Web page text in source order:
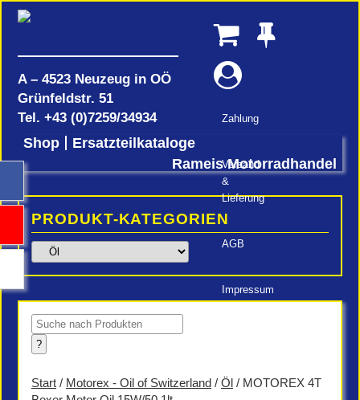
A – 4523 Neuzeug in OÖ
Grünfeldstr. 51
Tel. +43 (0)7259/34934 Zahlung
Versand
&
Lieferung
AGB
Impressum
Shop
Ersatzteilkataloge
Rameis Motorradhandel
PRODUKT-KATEGORIEN
Products
search
?
Start / Motorex - Oil of Switzerland / Öl / MOTOREX 4T